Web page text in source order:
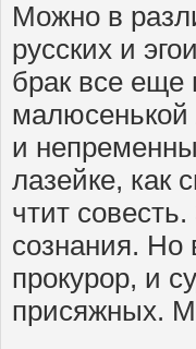
Можно в
русских и
брак все еще
малюсенькой
и
лазейке, как
чтит
сознания. Но
прокурор, и
присяжных.